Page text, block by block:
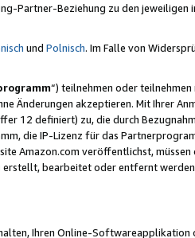
Partner-Beziehung zu den jeweiligen
und Polnisch. Im Falle von
“) teilnehmen oder teilnehmen
Änderungen akzeptieren. Mit Ihrer
12 definiert) zu, die durch
die IP-Lizenz für das
Amazon.com veröffentlichst,
erstellt, bearbeitet oder entfernt
Ihren Online-